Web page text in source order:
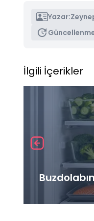
Yazar:
İlgili İçerikler